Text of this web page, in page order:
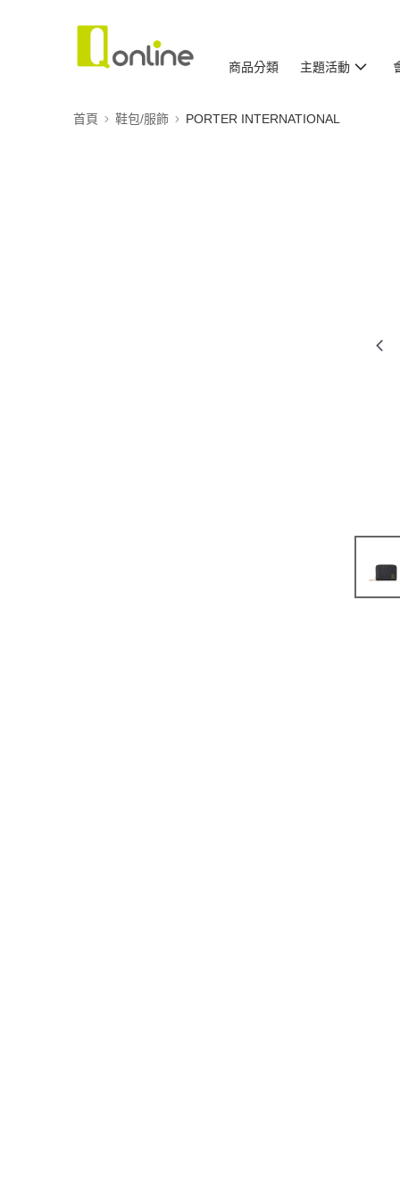
商品分類 主題活動
首頁 鞋包/服飾 PORTER INTERNATIONAL